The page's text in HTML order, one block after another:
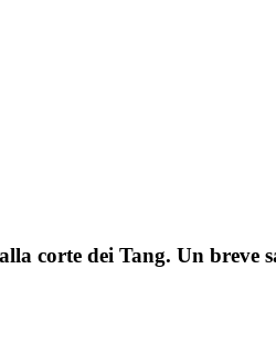
corte dei Tang. Un breve